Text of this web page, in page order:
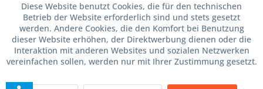
Diese Website benutzt Cookies, die für den technischen
Betrieb der Website erforderlich sind und stets gesetzt
werden. Andere Cookies, die den Komfort bei Benutzung
dieser Website erhöhen, der Direktwerbung dienen oder die
Interaktion mit anderen Websites und sozialen Netzwerken
vereinfachen sollen, werden nur mit Ihrer Zustimmung gesetzt.